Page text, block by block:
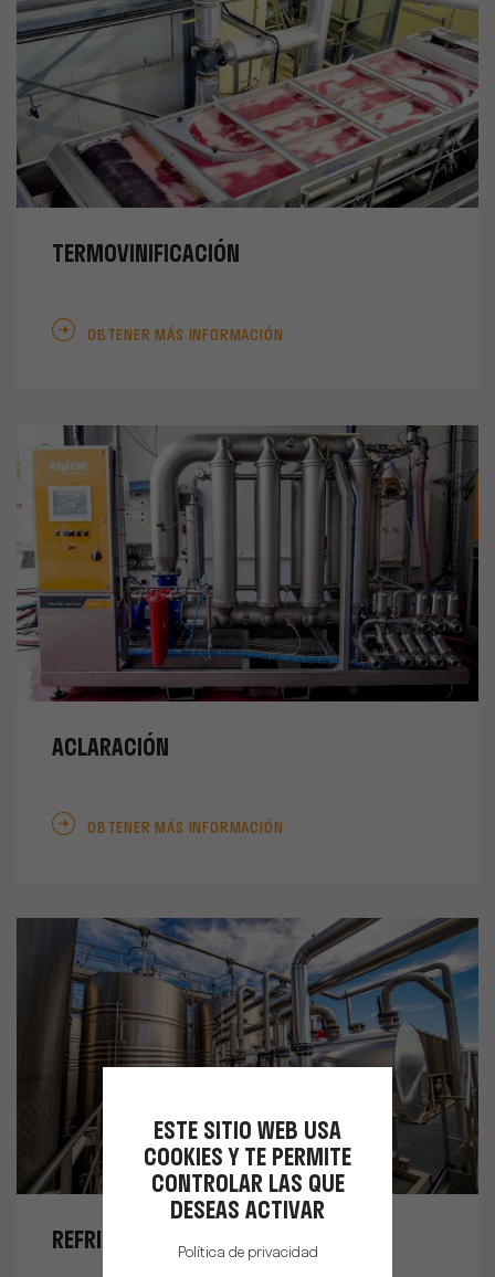
TERMOVINIFICACIÓN
OBTENER MÁS INFORMACIÓN
ACLARACIÓN
OBTENER MÁS INFORMACIÓN
REFRIGERACIÓN
ESTE SITIO WEB USA
COOKIES Y TE PERMITE
CONTROLAR LAS QUE
DESEAS ACTIVAR
Política de privacidad